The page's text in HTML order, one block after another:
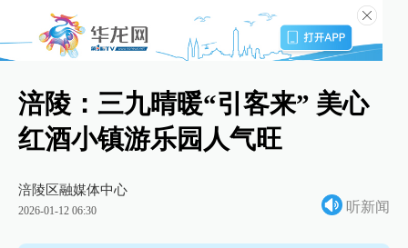
涪陵：三九晴暖“引客来” 美心
红酒小镇游乐园人气旺
涪陵区融媒体中心
2026-01-12 06:30 听新闻